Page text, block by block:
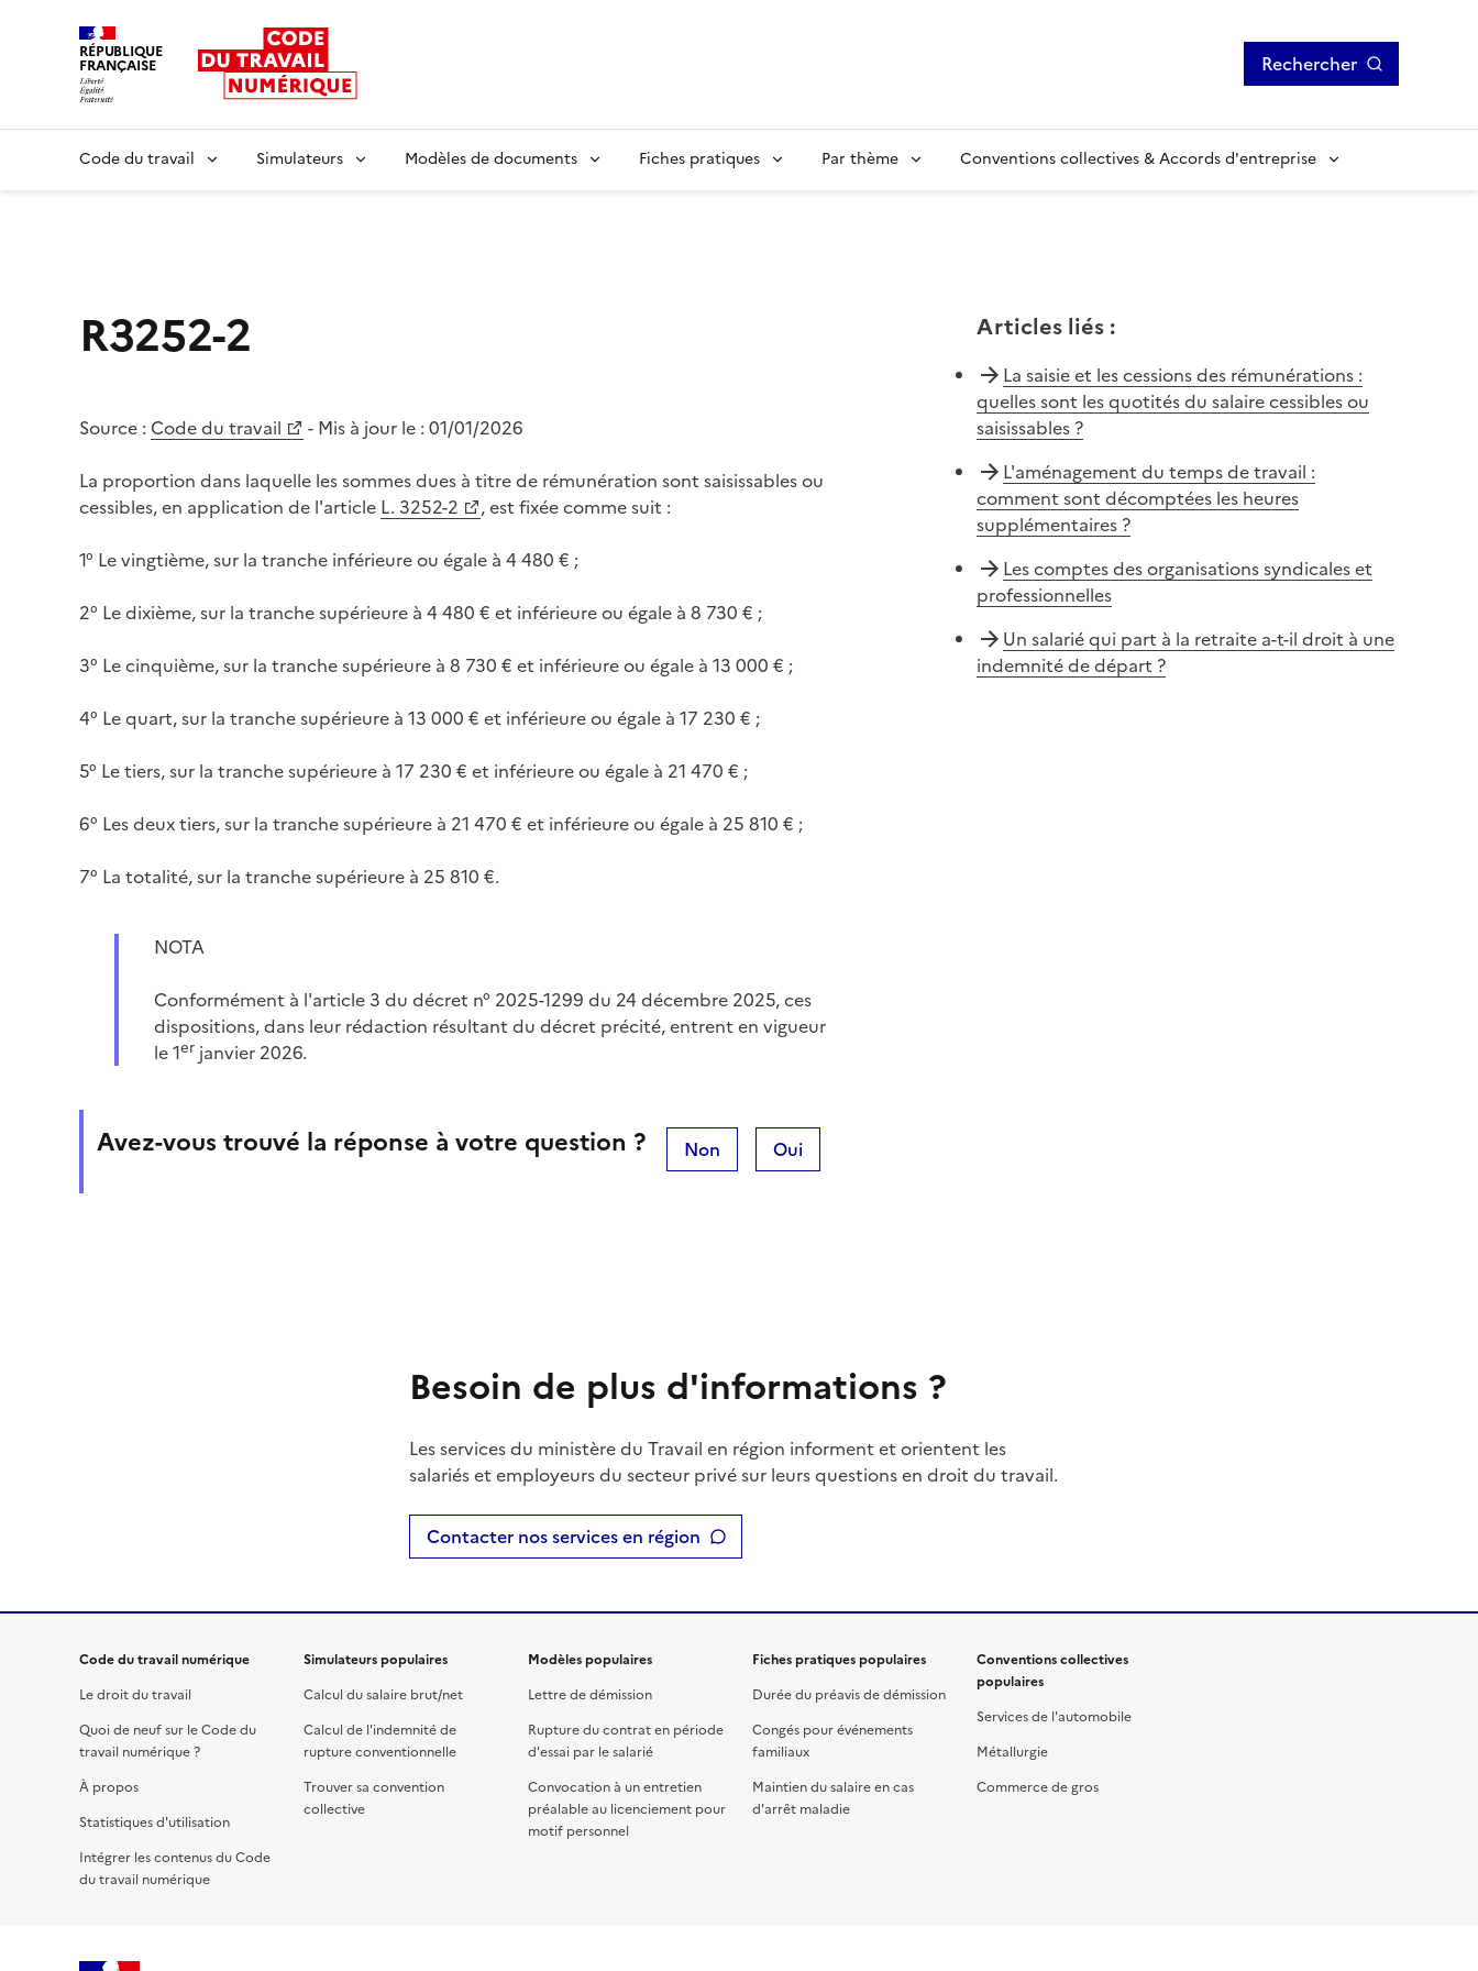
RÉPUBLIQUE
FRANÇAISE Rechercher
Code du travail Simulateurs Modèles de documents Fiches pratiques Par thème Conventions collectives & Accords d'entreprise
R3252-2
Source : Code du travail - Mis à jour le : 01/01/2026
La proportion dans laquelle les sommes dues à titre de rémunération sont saisissables ou
cessibles, en application de l'article L. 3252-2
, est fixée comme suit :
1° Le vingtième, sur la tranche inférieure ou égale à 4 480 € ;
2° Le dixième, sur la tranche supérieure à 4 480 € et inférieure ou égale à 8 730 € ;
3° Le cinquième, sur la tranche supérieure à 8 730 € et inférieure ou égale à 13 000 € ;
4° Le quart, sur la tranche supérieure à 13 000 € et inférieure ou égale à 17 230 € ;
5° Le tiers, sur la tranche supérieure à 17 230 € et inférieure ou égale à 21 470 € ;
6° Les deux tiers, sur la tranche supérieure à 21 470 € et inférieure ou égale à 25 810 € ;
7° La totalité, sur la tranche supérieure à 25 810 €.
NOTA
Conformément à l'article 3 du décret n° 2025-1299 du 24 décembre 2025, ces
dispositions, dans leur rédaction résultant du décret précité, entrent en vigueur
le 1er janvier 2026.
Avez-vous trouvé la réponse à votre question ? Non Oui
Articles liés:
La saisie et les cessions des rémunérations :
quelles sont les quotités du salaire cessibles ou
saisissables ?
L'aménagement du temps de travail :
comment sont décomptées les heures
supplémentaires ?
Les comptes des organisations syndicales et
professionnelles
Un salarié qui part à la retraite a-t-il droit à une
indemnité de départ ?
Besoin de plus d'informations ?
Les services du ministère du Travail en région informent et orientent les
salariés et employeurs du secteur privé sur leurs questions en droit du travail.
Contacter nos services en région
Code du travail numérique
Le droit du travail
Quoi de neuf sur le Code du
travail numérique ?
À propos
Statistiques d'utilisation
Intégrer les contenus du Code
du travail numérique
Simulateurs populaires
Calcul du salaire brut/net
Calcul de l'indemnité de
rupture conventionnelle
Trouver sa convention
collective
Modèles populaires
Lettre de démission
Rupture du contrat en période
d'essai par le salarié
Convocation à un entretien
préalable au licenciement pour
motif personnel
Fiches pratiques populaires
Durée du préavis de démission
Congés pour événements
familiaux
Maintien du salaire en cas
d'arrêt maladie
Conventions collectives
populaires
Services de l'automobile
Métallurgie
Commerce de gros